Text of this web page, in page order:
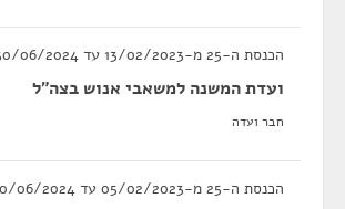
הכנסת ה-25 מ-13/02/2023 עד 30/06/2024
ועדת המשנה למשאבי אנוש בצה"ל
חבר ועדה
הכנסת ה-25 מ-05/02/2023 עד 30/06/2024